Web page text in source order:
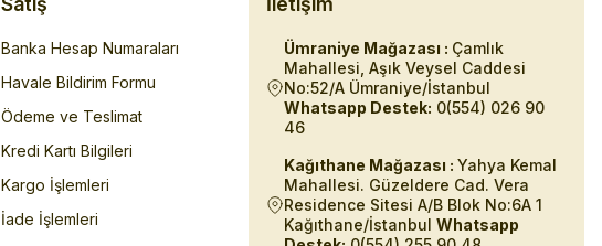
Banka Hesap Numaraları
Havale Bildirim Formu
Ödeme ve Teslimat
Kredi Kartı Bilgileri
Kargo İşlemleri
İade İşlemleri
Ümraniye Mağazası : Çamlık
Mahallesi, Aşık Veysel Caddesi
No:52/A Ümraniye/İstanbul
Whatsapp Destek: 0(554) 026 90
46
Kağıthane Mağazası : Yahya Kemal
Mahallesi. Güzeldere Cad. Vera
Residence Sitesi A/B Blok No:6A 1
Kağıthane/İstanbul Whatsapp